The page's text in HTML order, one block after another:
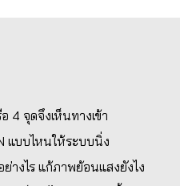
4 จุดจึงเห็นทางเข้า
แบบไหนให้ระบบนิ่ง
ย่างไร แก้ภาพย้อนแสงยังไง